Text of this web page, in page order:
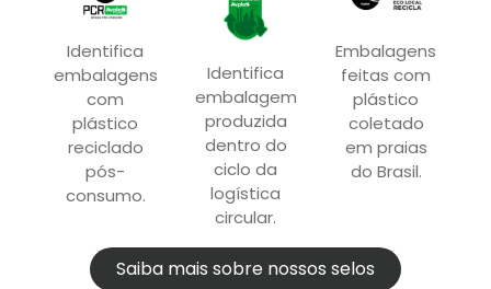
Identifica
embalagens
com
plástico
reciclado
pós-
consumo.
Identifica
embalagem
produzida
dentro do
ciclo da
logística
circular.
Embalagens
feitas com
plástico
coletado
em praias
do Brasil.
Saiba mais sobre nossos selos